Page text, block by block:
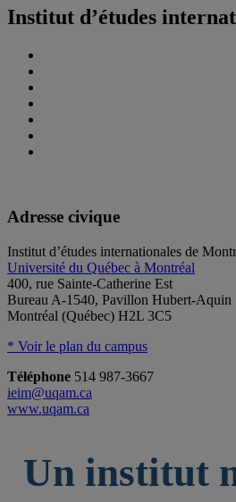
Institut d’études
Adresse civique
Institut d’études internationales de
Université du Québec à Montréal
400, rue Sainte-Catherine Est
Bureau A-1540, Pavillon Hubert-Aquin
Montréal (Québec) H2L 3C5
* Voir le plan du campus
Téléphone 514 987-3667
ieim@uqam.ca
www.uqam.ca
Un institut